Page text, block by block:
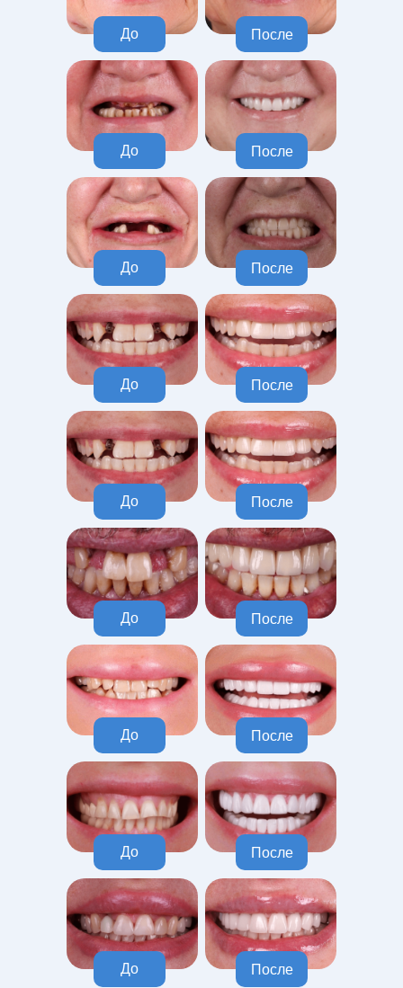
После
До
После
До
После
До
После
До
После
До
После
До
После
До
После
До
После
До